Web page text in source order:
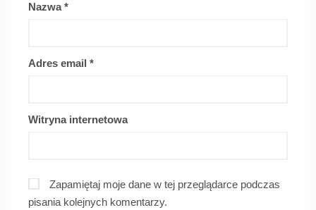
Nazwa*
Adres email *
Witryna internetowa
Zapamiętaj moje dane w tej przeglądarce podczas
pisania kolejnych komentarzy.